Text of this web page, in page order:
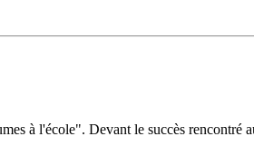
à l'école". Devant le succès rencontré